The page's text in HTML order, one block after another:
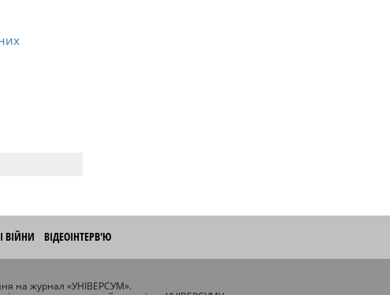
ВІЙНИ ВІДЕОІНТЕРВ'Ю
на журнал «УНІВЕРСУМ».